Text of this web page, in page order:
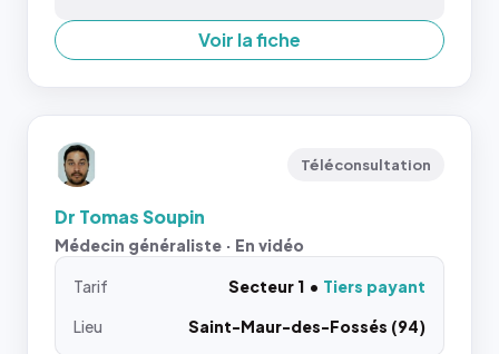
Voir la fiche
Téléconsultation
Dr Tomas Soupin
Médecin généraliste · En vidéo
Tarif Secteur 1
Tiers payant
Lieu
Saint-Maur-des-Fossés (94)